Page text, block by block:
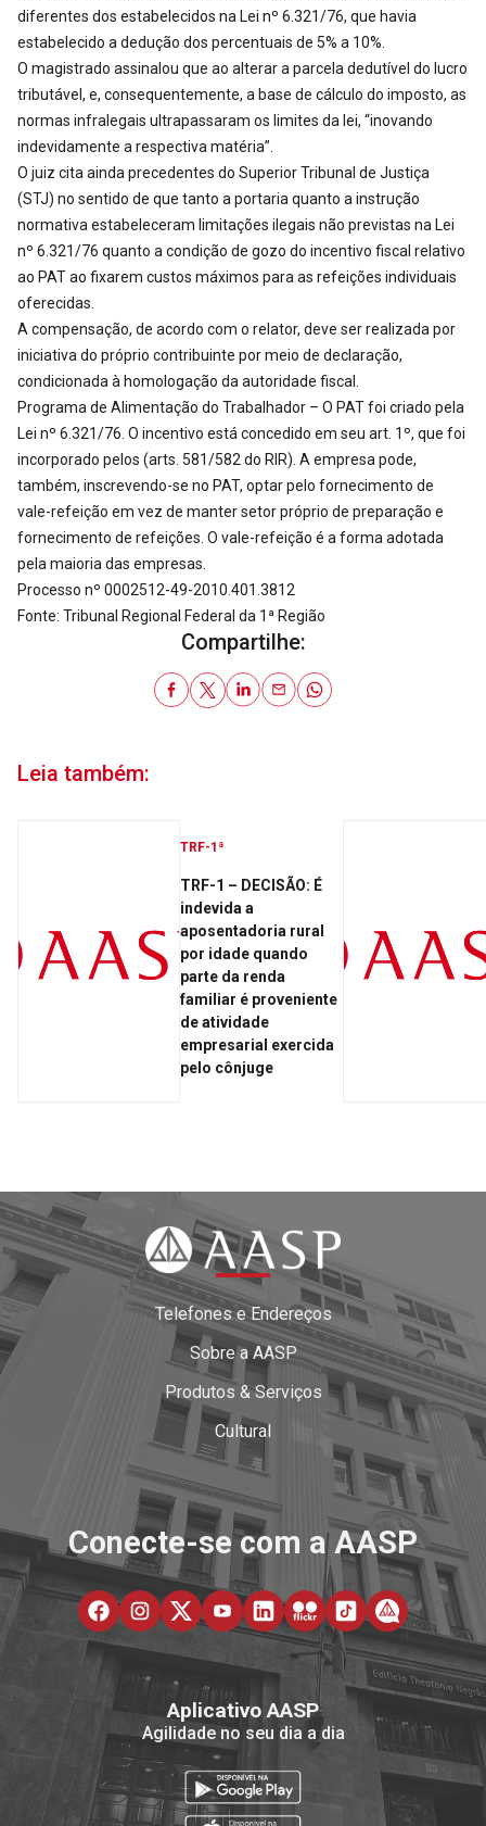
diferentes dos estabelecidos na Lei nº 6.321/76, que havia
estabelecido a dedução dos percentuais de 5% a 10%.
O magistrado assinalou que ao alterar a parcela dedutível do lucro
tributável, e, consequentemente, a base de cálculo do imposto, as
normas infralegais ultrapassaram os limites da lei, “inovando
indevidamente a respectiva matéria”.
O juiz cita ainda precedentes do Superior Tribunal de Justiça
(STJ) no sentido de que tanto a portaria quanto a instrução
normativa estabeleceram limitações ilegais não previstas na Lei
nº 6.321/76 quanto a condição de gozo do incentivo fiscal relativo
ao PAT ao fixarem custos máximos para as refeições individuais
oferecidas.
A compensação, de acordo com o relator, deve ser realizada por
iniciativa do próprio contribuinte por meio de declaração,
condicionada à homologação da autoridade fiscal.
Programa de Alimentação do Trabalhador – O PAT foi criado pela
Lei nº 6.321/76. O incentivo está concedido em seu art. 1º, que foi
incorporado pelos (arts. 581/582 do RIR). A empresa pode,
também, inscrevendo-se no PAT, optar pelo fornecimento de
vale-refeição em vez de manter setor próprio de preparação e
fornecimento de refeições. O vale-refeição é a forma adotada
pela maioria das empresas.
Processo nº 0002512-49-2010.401.3812
Fonte: Tribunal Regional Federal da 1ª Região
Compartilhe:
Leia também:
TRF-1ª
TRF-1 – DECISÃO: É
indevida a
aposentadoria rural
por idade quando
parte da renda
familiar é proveniente
de atividade
empresarial exercida
pelo cônjuge
Telefones e Endereços
Sobre a AASP
Produtos & Serviços
Cultural
Conecte-se com a AASP
Aplicativo AASP
Agilidade no seu dia a dia